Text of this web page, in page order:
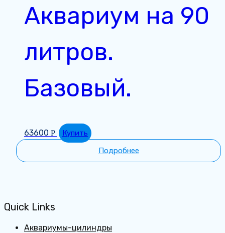
Аквариум на 90
литров.
Базовый.
63600 Р
Купить
Подробнее
Quick Links
Аквариумы-цилиндры